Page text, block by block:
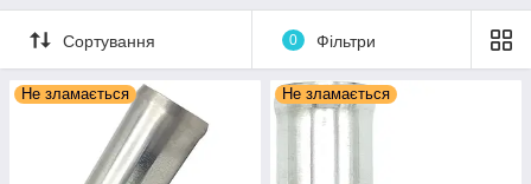
Автомобільні відводи для шлангів.
Відведення нержавіюче для паливного шланга.
Г-подібний перехідник.
Коліно з нержавіючої сталі для автомобільних шлангів.
Трубка відведення олії.
Сортування 0 Фільтри
Не зламається Не зламається